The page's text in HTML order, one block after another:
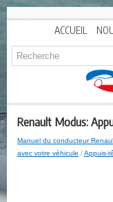
ACCUEIL
Renault Modus:
Manuel du conducteur
avec votre véhicule /Appuis-